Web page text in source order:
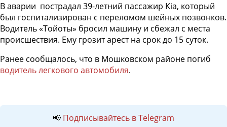
В аварии пострадал 39-летний пассажир Kia, который
был госпитализирован с переломом шейных позвонков.
Водитель «Тойоты» бросил машину и сбежал с места
происшествия. Ему грозит арест на срок до 15 суток.
Ранее сообщалось, что в Мошковском районе погиб
водитель легкового автомобиля.
📢 Подписывайтесь в Telegram